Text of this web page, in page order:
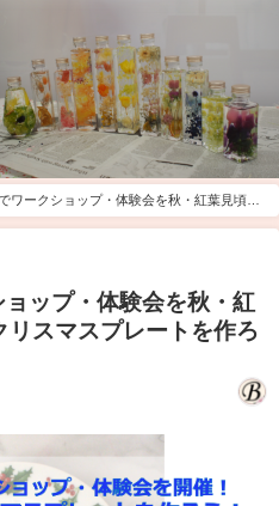
ワークショップ・体験会を秋・紅葉見頃な
！
ップ・体験会を秋・紅
スマスプレートを作ろ